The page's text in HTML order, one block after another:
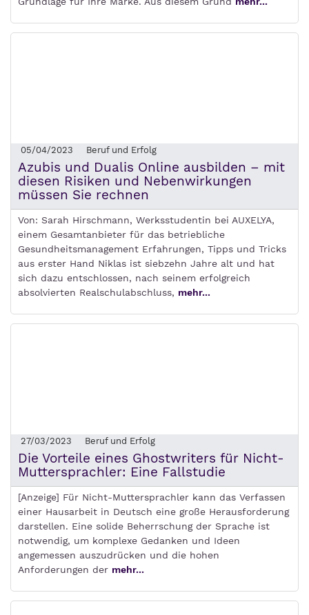
05/04/2023 Beruf und Erfolg
Azubis und Dualis Online ausbilden – mit
diesen Risiken und Nebenwirkungen
müssen Sie rechnen
Von: Sarah Hirschmann, Werksstudentin bei AUXELYA,
einem Gesamtanbieter für das betriebliche
Gesundheitsmanagement Erfahrungen, Tipps und Tricks
aus erster Hand Niklas ist siebzehn Jahre alt und hat
sich dazu entschlossen, nach seinem erfolgreich
absolvierten Realschulabschluss, mehr...
27/03/2023 Beruf und Erfolg
Die Vorteile eines Ghostwriters für Nicht-
Muttersprachler: Eine Fallstudie
[Anzeige] Für Nicht-Muttersprachler kann das Verfassen
einer Hausarbeit in Deutsch eine große Herausforderung
darstellen. Eine solide Beherrschung der Sprache ist
notwendig, um komplexe Gedanken und Ideen
angemessen auszudrücken und die hohen
Anforderungen der mehr...